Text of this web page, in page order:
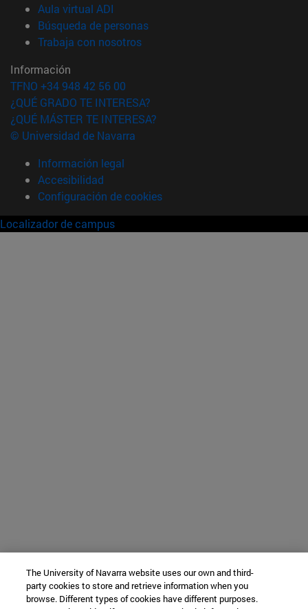
Aula virtual ADI
Búsqueda de personas(abre en nueva ventana)
Trabaja con nosotros(abre en nueva ventana)
Información
TFNO +34 948 42 56 00
¿QUÉ GRADO TE INTERESA?
¿QUÉ MÁSTER TE INTERESA?
© Universidad de Navarra
Información legal
Accesibilidad
Configuración de cookies
Localizador de campus
The University of Navarra website uses our own and third-
party cookies to store and retrieve information when you
browse. Different types of cookies have different purposes.